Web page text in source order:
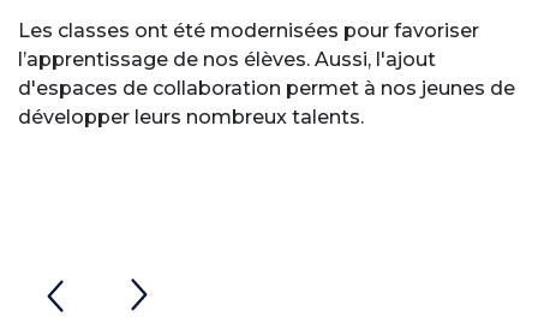
Les classes ont été modernisées pour favoriser
l’apprentissage de nos élèves. Aussi, l'ajout
d'espaces de collaboration permet à nos jeunes de
développer leurs nombreux talents.